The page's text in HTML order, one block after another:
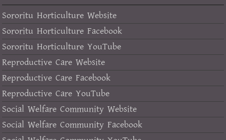
Sororitu Horticulture Website
Sororitu Horticulture Facebook
Sororitu Horticulture YouTube
Reproductive Care Website
Reproductive Care Facebook
Reproductive Care YouTube
Social Welfare Community Website
Social Welfare Community Facebook